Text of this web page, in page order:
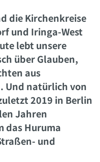
die Kirchenkreise
und Iringa-West
lebt unsere
über Glauben,
aus
Und natürlich von
2019 in Berlin
Jahren
das Huruma
und